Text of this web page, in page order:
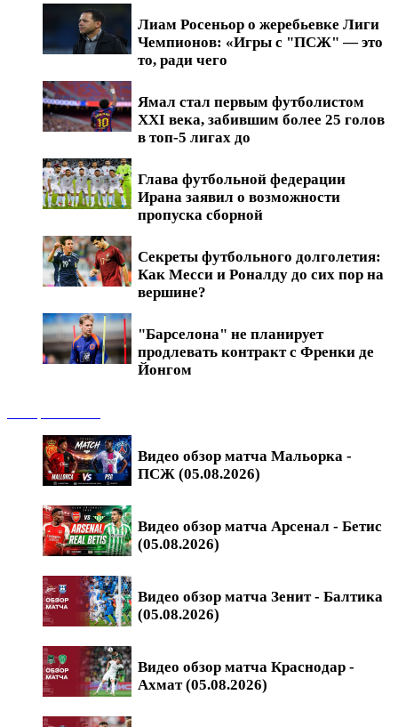
Лиам Росеньор о жеребьевке Лиги
Чемпионов: «Игры с "ПСЖ" — это
то, ради чего
Ямал стал первым футболистом
XXI века, забившим более 25 голов
в топ-5 лигах до
Глава футбольной федерации
Ирана заявил о возможности
пропуска сборной
Секреты футбольного долголетия:
Как Месси и Роналду до сих пор на
вершине?
"Барселона" не планирует
продлевать контракт с Френки де
Йонгом
Видео обзор матча Мальорка -
ПСЖ (05.08.2026)
Видео обзор матча Арсенал - Бетис
(05.08.2026)
Видео обзор матча Зенит - Балтика
(05.08.2026)
Видео обзор матча Краснодар -
Ахмат (05.08.2026)